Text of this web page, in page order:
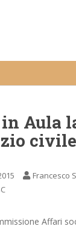
Aula
civile
Francesco
Affari